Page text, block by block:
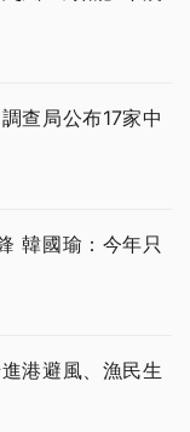
查局公布17家中
韓國瑜：今年只
港避風、漁民生